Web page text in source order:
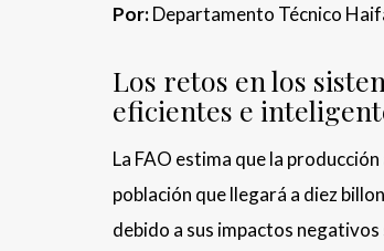
Por:Departamento Técnico
Los retos en los
eficientes e
La FAO estima que la
población que llegará a diez
debido a sus impactos